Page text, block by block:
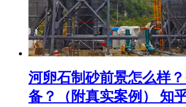
河卵石制砂前景怎么样
备？（附真实案例） 知